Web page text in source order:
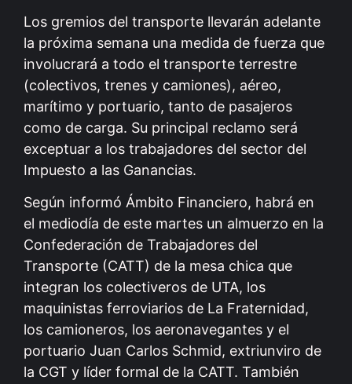
Los gremios del transporte llevarán adelante
la próxima semana una medida de fuerza que
involucrará a todo el transporte terrestre
(colectivos, trenes y camiones), aéreo,
marítimo y portuario, tanto de pasajeros
como de carga. Su principal reclamo será
exceptuar a los trabajadores del sector del
Impuesto a las Ganancias.
Según informó Ámbito Financiero, habrá en
el mediodía de este martes un almuerzo en la
Confederación de Trabajadores del
Transporte (CATT) de la mesa chica que
integran los colectiveros de UTA, los
maquinistas ferroviarios de La Fraternidad,
los camioneros, los aeronavegantes y el
portuario Juan Carlos Schmid, extriunviro de
la CGT y líder formal de la CATT. También